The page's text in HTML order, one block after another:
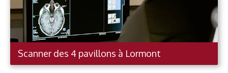
Scanner des 4 pavillons à Lormont